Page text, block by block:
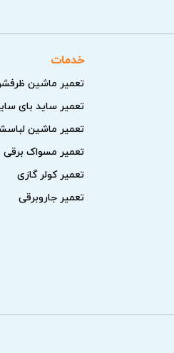
برای تعمیر یخچال
شامل تشخیص دقیق مشکلات فنی،
کامل سیستم سرمایش
آریابهکار تمامی اجزای سیستم
نیاز تعمیرات تخصصی بر اساس
تعویض فیلتر و آبسردکن
آب و قطعات مربوط به
مانند برد کنترل با دقت
خدمات
تعمیر ماشین
تعمیر ساید بای
تعمیر ماشین
تعمیر مسواک برقی
تعمیر کولر گازی
تعمیر جاروبرقی